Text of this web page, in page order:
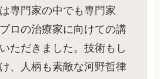
専門家の中でも専門家
ロの治療家に向けての講
ただきました。技術もし
、人柄も素敵な河野哲律